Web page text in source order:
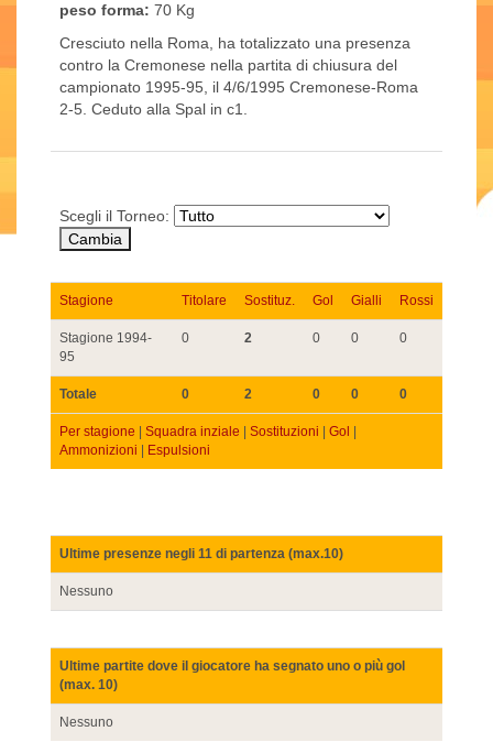
peso forma: 70 Kg
Cresciuto nella Roma, ha totalizzato una presenza
contro la Cremonese nella partita di chiusura del
campionato 1995-95, il 4/6/1995 Cremonese-Roma
2-5. Ceduto alla Spal in c1.
Scegli il Torneo:
Stagione Titolare Sostituz. Gol Gialli Rossi
Stagione 1994-
95
0 2 0 0 0
Totale 0 2 0 0 0
Per stagione Squadra inziale Sostituzioni Gol
Ammonizioni
Espulsioni
Ultime presenze negli 11 di partenza (max.10)
Nessuno
Ultime partite dove il giocatore ha segnato uno o più gol
(max. 10)
Nessuno